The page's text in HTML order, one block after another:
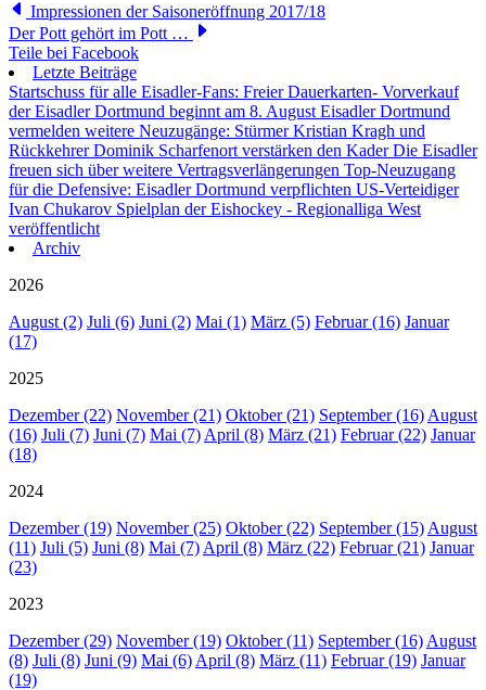
Impressionen der Saisoneröffnung 2017/18
Der Pott gehört im Pott …
Teile bei Facebook
Letzte Beiträge
Startschuss für alle Eisadler-Fans: Freier Dauerkarten- Vorverkauf
der Eisadler Dortmund beginnt am 8. August Eisadler Dortmund
vermelden weitere Neuzugänge: Stürmer Kristian Kragh und
Rückkehrer Dominik Scharfenort verstärken den KaderDie Eisadler
freuen sich über weitere Vertragsverlängerungen Top-Neuzugang
für die Defensive: Eisadler Dortmund verpflichten US-Verteidiger
Ivan Chukarov Spielplan der Eishockey - Regionalliga West
veröffentlicht
Archiv
2026
August (2) Juli (6) Juni (2) Mai (1) März (5) Februar (16) Januar
(17)
2025
Dezember (22) November (21) Oktober (21) September (16) August
(16) Juli (7) Juni (7) Mai (7) April (8) März (21) Februar (22) Januar
(18)
2024
Dezember (19) November (25) Oktober (22) September (15) August
(11) Juli (5) Juni (8) Mai (7) April (8) März (22) Februar (21) Januar
(23)
2023
Dezember (29) November (19) Oktober (11) September (16) August
(8) Juli (8) Juni (9) Mai (6) April (8) März (11) Februar (19) Januar
(19)